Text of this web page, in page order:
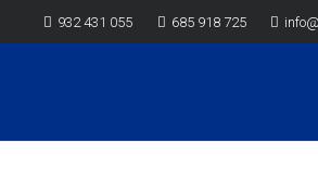
932 431 055 685 918 725